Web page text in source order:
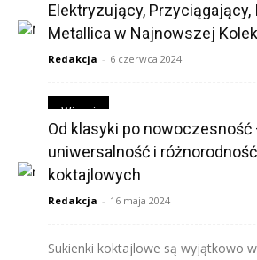
Elektryzujący,
Metallica w Najnowszej
Redakcja - 6 czerwca 2024
Więcej
Od klasyki po nowoczesność
uniwersalność i
koktajlowych
Redakcja - 16 maja 2024
Sukienki koktajlowe są wyjątkowo